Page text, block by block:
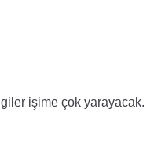
işime çok yarayacak.